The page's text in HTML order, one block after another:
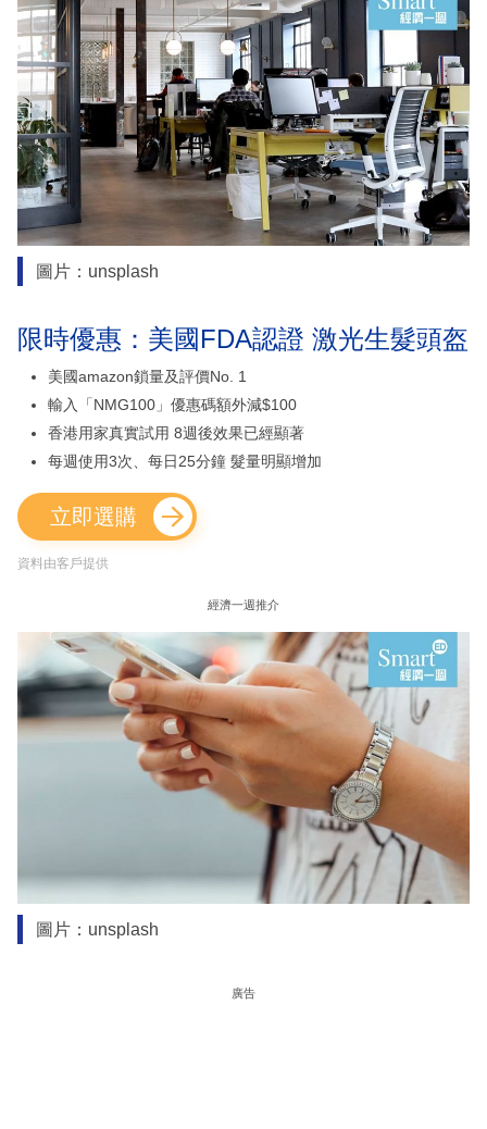
圖片：unsplash
限時優惠：美國FDA認證 激光生髮頭盔
美國amazon鎖量及評價No. 1
輸入「NMG100」優惠碼額外減$100
香港用家真實試用 8週後效果已經顯著
每週使用3次、每日25分鐘 髮量明顯增加
立即選購
資料由客戶提供
經濟一週推介
圖片：unsplash
廣告